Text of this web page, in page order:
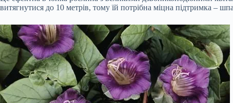
витягнутися до 10 метрів, тому їй потрібна міцна підтримка –